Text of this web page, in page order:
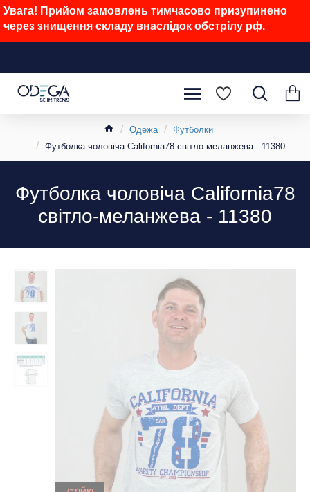
Увага! Прийом замовлень тимчасово призупинено
через знищення складу внаслідок обстрілу рф.
Одежа
Футболки
Футболка чоловіча California78 світло-меланжева - 11380
Футболка чоловіча California78
світло-меланжева - 11380